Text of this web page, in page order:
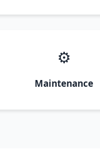
⚙️
Maintenance